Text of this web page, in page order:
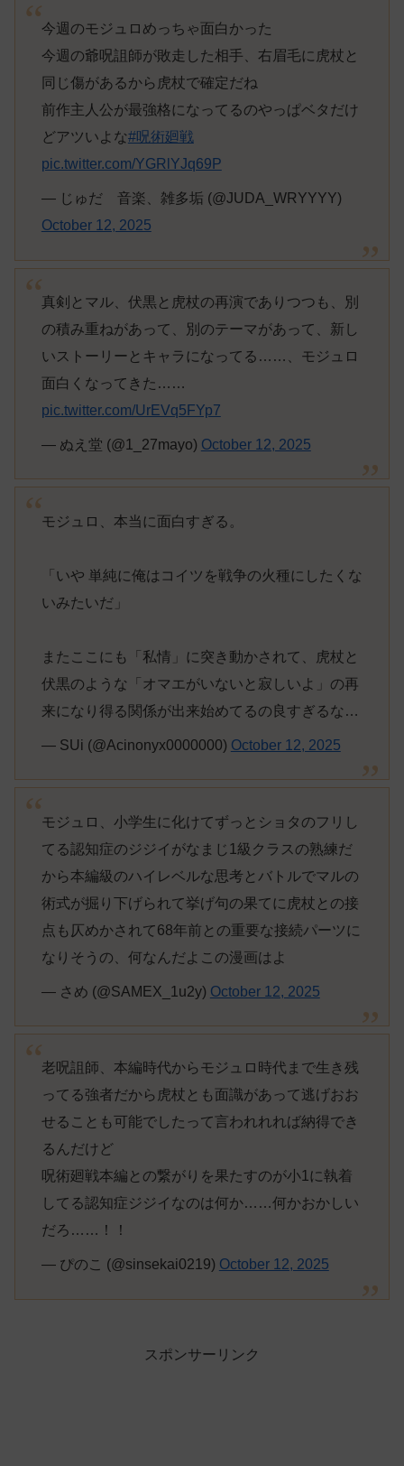
今週のモジュロめっちゃ面白かった
今週の爺呪詛師が敗走した相手、右眉毛に虎杖と
同じ傷があるから虎杖で確定だね
前作主人公が最強格になってるのやっぱベタだけ
どアツいよな#呪術廻戦
pic.twitter.com/YGRlYJq69P
— じゅだ 音楽、雑多垢 (@JUDA_WRYYYY)
October 12, 2025
真剣とマル、伏黒と虎杖の再演でありつつも、別
の積み重ねがあって、別のテーマがあって、新し
いストーリーとキャラになってる……、モジュロ
面白くなってきた……
pic.twitter.com/UrEVq5FYp7
— ぬえ堂 (@1_27mayo) October 12, 2025
モジュロ、本当に面白すぎる。
「いや 単純に俺はコイツを戦争の火種にしたくな
いみたいだ」
またここにも「私情」に突き動かされて、虎杖と
伏黒のような「オマエがいないと寂しいよ」の再
来になり得る関係が出来始めてるの良すぎるな…
— SUi (@Acinonyx0000000) October 12, 2025
モジュロ、小学生に化けてずっとショタのフリし
てる認知症のジジイがなまじ1級クラスの熟練だ
から本編級のハイレベルな思考とバトルでマルの
術式が掘り下げられて挙げ句の果てに虎杖との接
点も仄めかされて68年前との重要な接続パーツに
なりそうの、何なんだよこの漫画はよ
— さめ (@SAMEX_1u2y) October 12, 2025
老呪詛師、本編時代からモジュロ時代まで生き残
ってる強者だから虎杖とも面識があって逃げおお
せることも可能でしたって言われれれば納得でき
るんだけど
呪術廻戦本編との繋がりを果たすのが小1に執着
してる認知症ジジイなのは何か……何かおかしい
だろ……！！
— ぴのこ (@sinsekai0219) October 12, 2025
スポンサーリンク